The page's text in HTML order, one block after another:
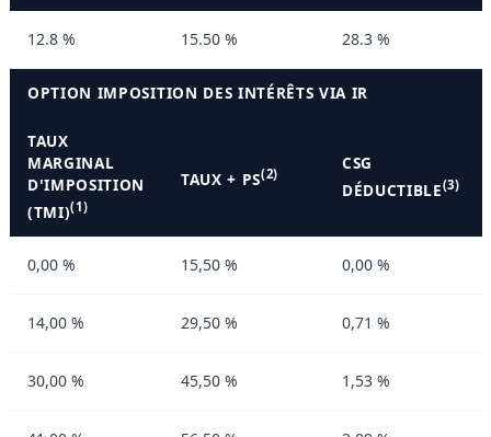
12.8 % 15.50 % 28.3 %
OPTION IMPOSITION DES INTÉRÊTS VIA IR
TAUX
MARGINAL
D'IMPOSITION
(TMI)(1)
TAUX + PS(2)
CSG
DÉDUCTIBLE(3)
0,00 % 15,50 % 0,00 %
14,00 % 29,50 % 0,71 %
30,00 % 45,50 % 1,53 %